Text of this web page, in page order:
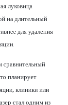
луковица
на длительный
для удаления
сравнительный
планирует
клиники или
стал одним из